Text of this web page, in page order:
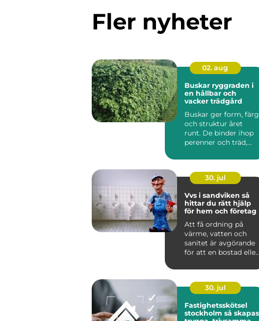
Fler nyheter
02. aug
Buskar ryggraden i
en hållbar och
vacker trädgård
Buskar ger form, färg
och struktur året
runt. De binder ihop
perenner och träd,
30. jul
Vvs i sandviken så
hittar du rätt hjälp
för hem och företag
Att få ordning på
värme, vatten och
sanitet är avgörande
för att en bostad eller
30. jul
Fastighetsskötsel
stockholm så skapas